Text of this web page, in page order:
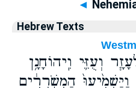
◄
Hebrew Texts
וְעֻזִּ֛י וִֽיהוֹחָנָ֥ן
וַיַּשְׁמִ֙יעוּ֙ הַמְשֹׁ֣רְרִ֔ים